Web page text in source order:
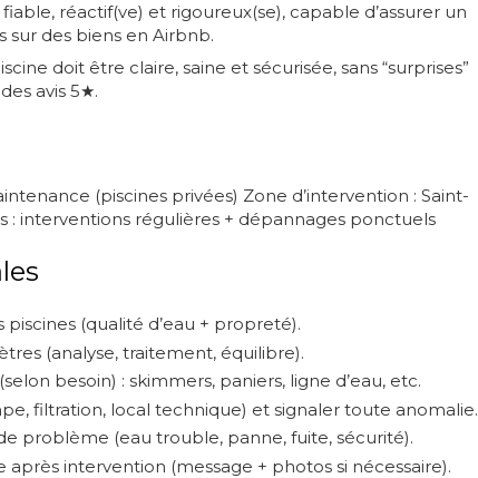
réactif(ve) et rigoureux(se), capable d’assurer un
des biens en Airbnb.
doit être claire, saine et sécurisée, sans “surprises”
avis 5★.
(piscines privées) Zone d’intervention : Saint-
: interventions régulières + dépannages ponctuels
(qualité d’eau + propreté).
(analyse, traitement, équilibre).
besoin) : skimmers, paniers, ligne d’eau, etc.
filtration, local technique) et signaler toute anomalie.
problème (eau trouble, panne, fuite, sécurité).
intervention (message + photos si nécessaire).